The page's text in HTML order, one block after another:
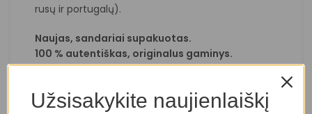
rusų ir portugalų).
Naujas, sandariai supakuotas.
100 % autentiškas, originalus gaminys.
Užsisakykite naujienlaiškį